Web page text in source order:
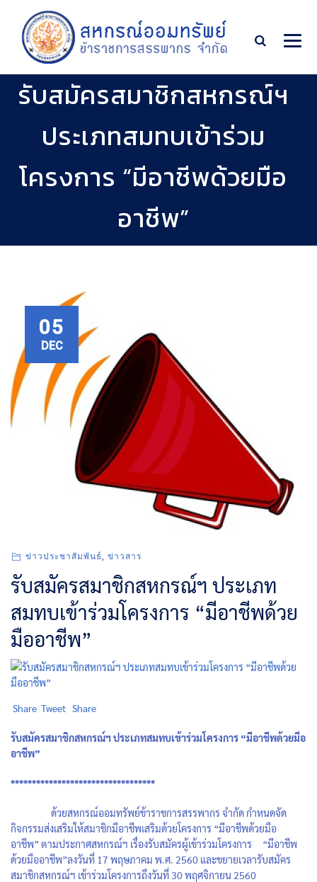
รับสมัครสมาชิกสหกรณ์ฯ
ประเภทสมทบเข้าร่วม
โครงการ “มีอาชีพด้วยมือ
อาชีพ”
05
DEC
ข่าวประชาสัมพันธ์, ข่าวสาร
รับสมัครสมาชิกสหกรณ์ฯ ประเภท
สมทบเข้าร่วมโครงการ “มีอาชีพด้วย
มืออาชีพ”
Share Tweet Share
รับสมัครสมาชิกสหกรณ์ฯ ประเภทสมทบเข้าร่วมโครงการ “มีอาชีพด้วยมือ
อาชีพ”
**********************************
ด้วยสหกรณ์ออมทรัพย์ข้าราชการสรรพากร จำกัด กำหนดจัด
กิจกรรมส่งเสริมให้สมาชิกมีอาชีพเสริมด้วยโครงการ “มีอาชีพด้วยมือ
อาชีพ” ตามประกาศสหกรณ์ฯ เรื่องรับสมัครผู้เข้าร่วมโครงการ “มีอาชีพ
ด้วยมืออาชีพ”ลงวันที่ 17 พฤษภาคม พ.ศ. 2560 และขยายเวลารับสมัคร
สมาชิกสหกรณ์ฯ เข้าร่วมโครงการถึงวันที่ 30 พฤศจิกายน 2560